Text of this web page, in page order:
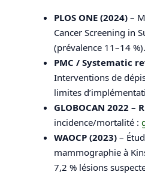
PLOS ONE (2024) –
Cancer Screening in
(prévalence 11–14 %).
PMC / Systematic
Interventions de
limites
GLOBOCAN 2022 –
incidence/mortalité :
WAOCP (2023) –
mammographie à
7,2 % lésions